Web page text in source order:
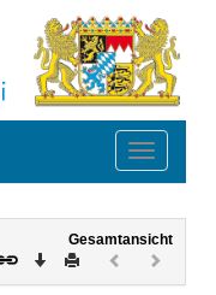
Toggle
Gesamtansicht
Download
DruckenVorheriges